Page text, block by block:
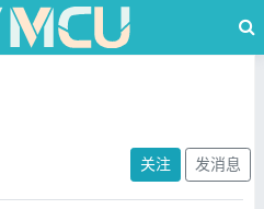
关注 发消息